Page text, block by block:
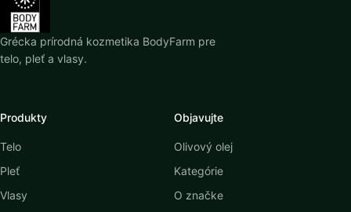
Grécka prírodná kozmetika BodyFarm pre
telo, pleť a vlasy.
Produkty
Telo
Pleť
Vlasy
Objavujte
Olivový olej
Kategórie
O značke